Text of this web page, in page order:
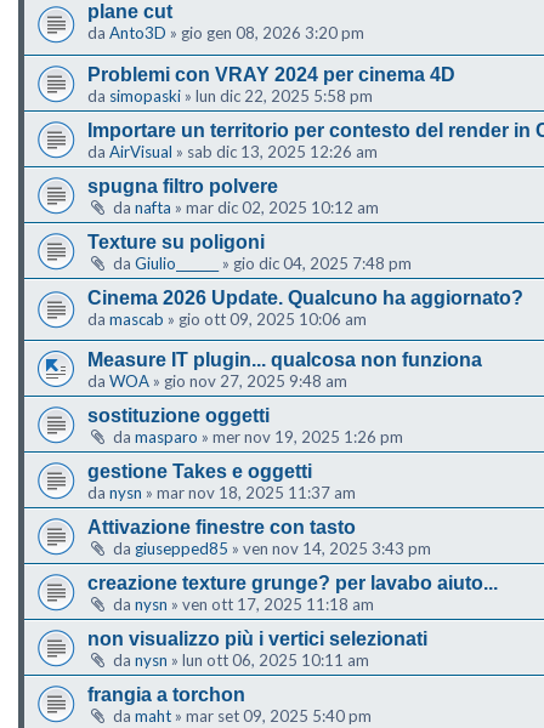
plane cut
da Anto3D » gio gen 08, 2026 3:20 pm
Problemi con VRAY 2024 per cinema 4D
da simopaski » lun dic 22, 2025 5:58 pm
Importare un territorio per contesto del render in
da AirVisual » sab dic 13, 2025 12:26 am
spugna filtro polvere
da nafta » mar dic 02, 2025 10:12 am
Texture su poligoni
da Giulio_______ » gio dic 04, 2025 7:48 pm
Cinema 2026 Update. Qualcuno ha aggiornato?
da mascab » gio ott 09, 2025 10:06 am
Measure IT plugin... qualcosa non funziona
da WOA » gio nov 27, 2025 9:48 am
sostituzione oggetti
da masparo » mer nov 19, 2025 1:26 pm
gestione Takes e oggetti
da nysn » mar nov 18, 2025 11:37 am
Attivazione finestre con tasto
da giusepped85 » ven nov 14, 2025 3:43 pm
creazione texture grunge? per lavabo aiuto...
da nysn » ven ott 17, 2025 11:18 am
non visualizzo più i vertici selezionati
da nysn » lun ott 06, 2025 10:11 am
frangia a torchon
da maht » mar set 09, 2025 5:40 pm